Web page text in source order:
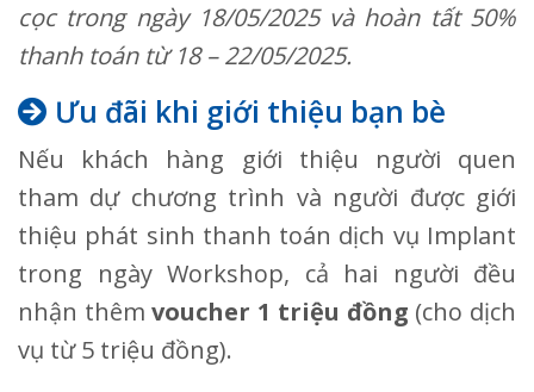
cọc trong ngày 18/05/2025 và hoàn tất 50%
thanh toán từ 18 – 22/05/2025.
Ưu đãi khi giới thiệu bạn bè
Nếu khách hàng giới thiệu người quen
tham dự chương trình và người được giới
thiệu phát sinh thanh toán dịch vụ Implant
trong ngày Workshop, cả hai người đều
nhận thêmvoucher 1 triệu đồng (cho dịch
vụ từ 5 triệu đồng).